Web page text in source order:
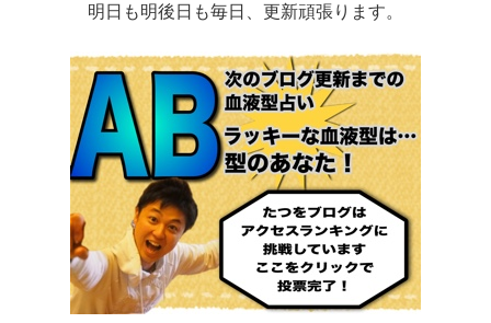
明日も明後日も毎日、更新頑張ります。